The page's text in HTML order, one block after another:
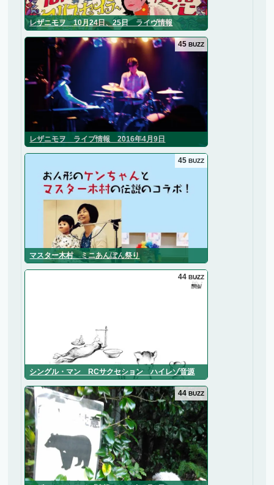
レザニモヲ 10月24日、25日 ライヴ情報
レザニモヲ ライブ情報 2016年4月9日
45 BUZZ
マスター木村 ミニあんぽん祭り
45 BUZZ
シングル・マン RCサクセション ハイレゾ音源
44 BUZZ
44 BUZZ